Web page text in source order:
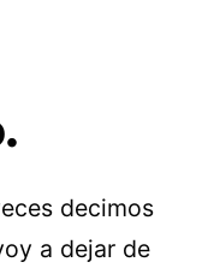
decimos
a dejar de